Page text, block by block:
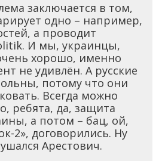
заключается в том,
одно – например,
а проводит
И мы, украинцы,
хорошо, именно
не удивлён. А русские
потому что они
Всегда можно
ребята, да, защита
а потом – бац, ой,
2», договорились. Ну
Арестович.